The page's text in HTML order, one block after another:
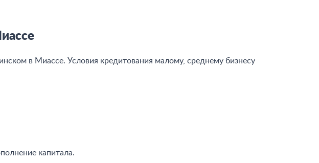
в Миассе. Условия кредитования малому, среднему бизнесу
капитала.